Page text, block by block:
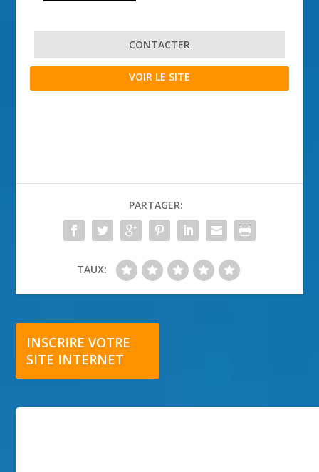
CONTACTER
VOIR LE SITE
PARTAGER:
TAUX:
INSCRIRE VOTRE
SITE INTERNET